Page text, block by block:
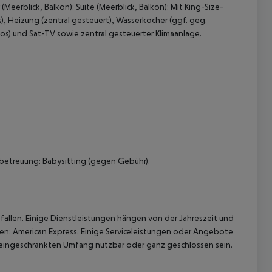
Balkon): Suite (Meerblick, Balkon): Mit King-Size-
(zentral gesteuert), Wasserkocher (ggf. geg.
und Sat-TV sowie zentral gesteuerter Klimaanlage.
Babysitting (gegen Gebühr).
Einige Dienstleistungen hängen von der Jahreszeit und
American Express. Einige Serviceleistungen oder Angebote
Umfang nutzbar oder ganz geschlossen sein.